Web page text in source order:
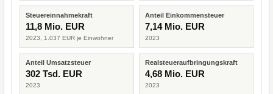
Steuereinnahmekraft
11,8 Mio. EUR
2023, 1.037 EUR je Einwohner
Anteil Einkommensteuer
7,14 Mio. EUR
2023
Anteil Umsatzsteuer
302 Tsd. EUR
2023
Realsteueraufbringungskraft
4,68 Mio. EUR
2023